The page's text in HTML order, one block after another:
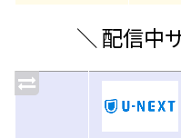
＼ 配信中